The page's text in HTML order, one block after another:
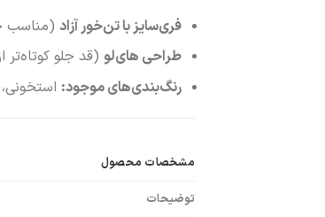
فری‌سایز با تن‌خور آزاد (مناسب
طراحی های‌لو (قد جلو
رنگ‌بندی‌های موجود:
مشخصات محصول
توضیحات